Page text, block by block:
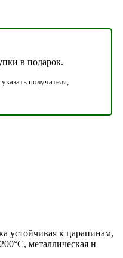
в подарок.
получателя,
устойчивая к царапинам,
металлическая н